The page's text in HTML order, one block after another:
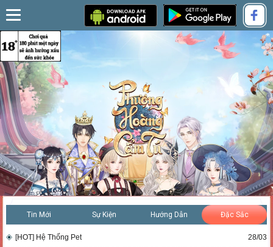
Tin Mới Sự Kiện Hướng Dẫn Đặc Sắc
[HOT] Hệ Thống Pet 28/03